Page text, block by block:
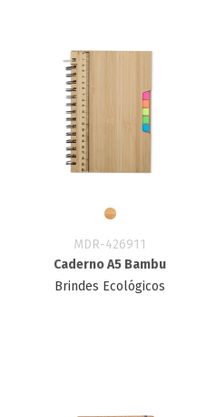
MDR-426911
Caderno A5 Bambu
Brindes Ecológicos